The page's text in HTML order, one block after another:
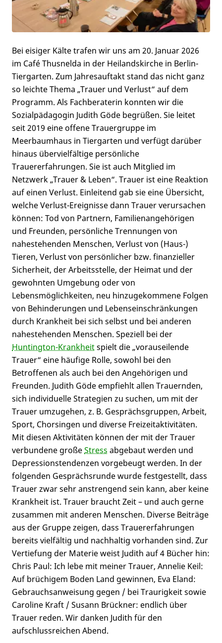
Bei eisiger Kälte trafen wir uns am 20. Januar 2026
im Café Thusnelda in der Heilandskirche in Berlin-
Tiergarten. Zum Jahresauftakt stand das nicht ganz
so leichte Thema „Trauer und Verlust“ auf dem
Programm. Als Fachberaterin konnten wir die
Sozialpädagogin Judith Göde begrüßen. Sie leitet
seit 2019 eine offene Trauergruppe im
Meerbaumhaus in Tiergarten und verfügt darüber
hinaus übervielfältige persönliche
Trauererfahrungen. Sie ist auch Mitglied im
Netzwerk „Trauer & Leben“. Trauer ist eine Reaktion
auf einen Verlust. Einleitend gab sie eine Übersicht,
welche Verlust-Ereignisse dann Trauer verursachen
können: Tod von Partnern, Familienangehörigen
und Freunden, persönliche Trennungen von
nahestehenden Menschen, Verlust von (Haus-)
Tieren, Verlust von persönlicher bzw. finanzieller
Sicherheit, der Arbeitsstelle, der Heimat und der
gewohnten Umgebung oder von
Lebensmöglichkeiten, neu hinzugekommene Folgen
von Behinderungen und Lebenseinschränkungen
durch Krankheit bei sich selbst und bei anderen
nahestehenden Menschen. Speziell bei der
Huntington-Krankheitspielt die „vorauseilende
Trauer“ eine häufige Rolle, sowohl bei den
Betroffenen als auch bei den Angehörigen und
Freunden. Judith Göde empfiehlt allen Trauernden,
sich individuelle Strategien zu suchen, um mit der
Trauer umzugehen, z. B. Gesprächsgruppen, Arbeit,
Sport, Chorsingen und diverse Freizeitaktivitäten.
Mit diesen Aktivitäten können der mit der Trauer
verbundene großeStress abgebaut werden und
Depressionstendenzen vorgebeugt werden. In der
folgenden Gesprächsrunde wurde festgestellt, dass
Trauer zwar sehr anstrengend sein kann, aber keine
Krankheit ist. Trauer braucht Zeit – und auch gerne
zusammen mit anderen Menschen. Diverse Beiträge
aus der Gruppe zeigen, dass Trauererfahrungen
bereits vielfältig und nachhaltig vorhanden sind. Zur
Vertiefung der Materie weist Judith auf 4 Bücher hin:
Chris Paul: Ich lebe mit meiner Trauer, Annelie Keil:
Auf brüchigem Boden Land gewinnen, Eva Eland:
Gebrauchsanweisung gegen / bei Traurigkeit sowie
Caroline Kraft / Susann Brückner: endlich über
Trauer reden. Wir danken Judith für den
aufschlussreichen Abend.